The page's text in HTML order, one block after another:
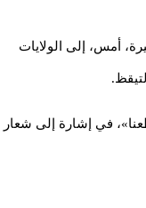
أمس، إلى الولايات
في إشارة إلى شعار